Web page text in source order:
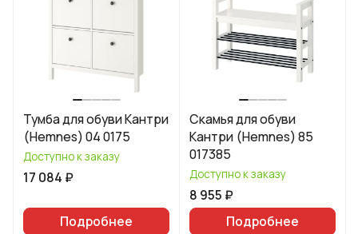
Тумба для обуви Кантри
(Hemnes) 04 0175
Доступно к заказу
17 084 ₽
Подробнее
Скамья для обуви
Кантри (Hemnes) 85
017385
Доступно к заказу
8 955 ₽
Подробнее